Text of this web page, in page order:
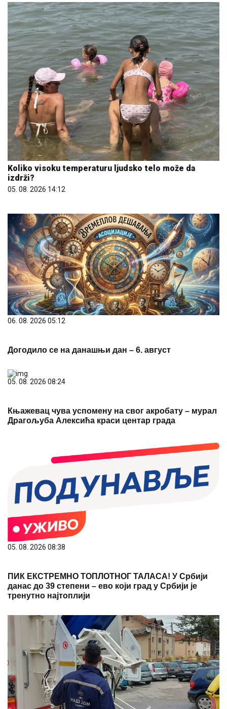
Koliko visoku temperaturu ljudsko telo može da
izdrži?
05. 08. 2026 14:12
06. 08. 2026 05:12
Догодило се на данашњи дан – 6. август
05. 08. 2026 08:24
Књажевац чува успомену на свог акробату – мурал
Драгoљуба Алексића краси центар града
05. 08. 2026 08:38
ПИК ЕКСТРЕМНО ТОПЛОТНОГ ТАЛАСА! У Србији
данас до 39 степени – ево који град у Србији је
тренутно најтоплији